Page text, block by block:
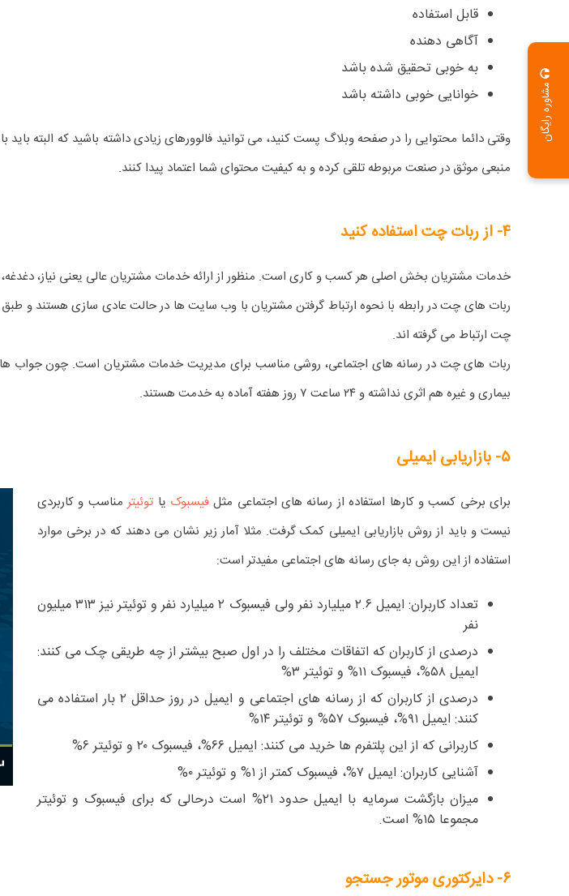
مشاوره رایگان
قابل استفاده
آگاهی دهنده
به خوبی تحقیق شده باشد
خوانایی خوبی داشته باشد
وقتی دائما محتوایی را در صفحه وبلاگ پست کنید، می توانید فالوورهای زیادی داشته باشید که البته
منبعی موثق در صنعت مربوطه تلقی کرده و به کیفیت محتوای شما اعتماد پیدا کنند.
۴- از ربات چت استفاده کنید
خدمات مشتریان بخش اصلی هر کسب و کاری است. منظور از ارائه خدمات مشتریان عالی یعنی نیاز، دغدغه،
چت ارتباط می گرفته اند.
ربات های چت در رسانه های اجتماعی، روشی مناسب برای مدیریت خدمات مشتریان است. چون جواب
بیماری و غیره هم اثری نداشته و ۲۴ ساعت ۷ روز هفته آماده به خدمت هستند.
۵- بازاریابی ایمیلی
برای برخی کسب و کارها استفاده از رسانه های اجتماعی مثلفیسبوک یا توئیترمناسب و کاربردی
نیست و باید از روش بازاریابی ایمیلی کمک گرفت. مثلا آمار زیر نشان می دهند که در برخی موارد
استفاده از این روش به جای رسانه های اجتماعی مفیدتر است:
تعداد کاربران: ایمیل ۲.۶ میلیارد نفر ولی فیسبوک ۲ میلیارد نفر و توئیتر نیز ۳۱۳ میلیون
نفر
درصدی از کاربران که اتفاقات مختلف را در اول صبح بیشتر از چه طریقی چک می کنند:
ایمیل ۵۸%، فیسبوک ۱۱% و توئیتر ۳%
درصدی از کاربران که از رسانه های اجتماعی و ایمیل در روز حداقل ۲ بار استفاده می
کنند: ایمیل ۹۱%، فیسبوک ۵۷% و توئیتر ۱۴%
کاربرانی که از این پلتفرم ها خرید می کنند: ایمیل ۶۶%، فیسبوک ۲۰ و توئیتر ۶%
آشنایی کاربران: ایمیل ۷%، فیسبوک کمتر از ۱% و توئیتر ۰%
میزان بازگشت سرمایه با ایمیل حدود ۲۱% است درحالی که برای فیسبوک و توئیتر
مجموعا ۱۵% است.
۶- دایرکتوری موتور جستجو